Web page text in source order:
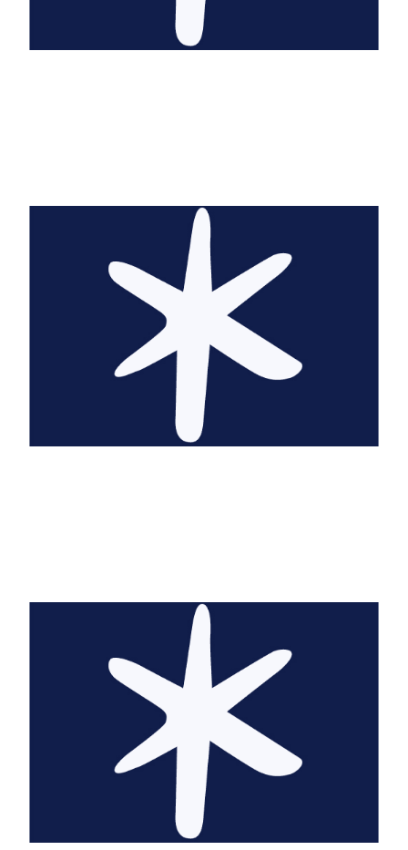
Eliette Abécassis
Malou Adam